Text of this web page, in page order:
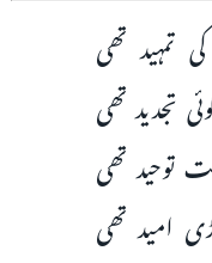
تمہید تھی
تجدید تھی
تھی
امید تھی